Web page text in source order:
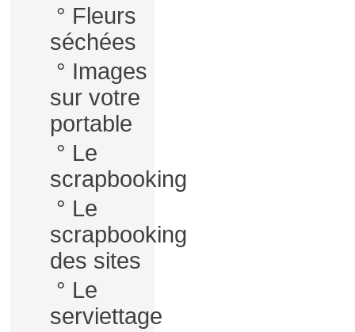
° Fleurs
séchées
° Images
sur votre
portable
° Le
scrapbooking
° Le
scrapbooking
des sites
° Le
serviettage